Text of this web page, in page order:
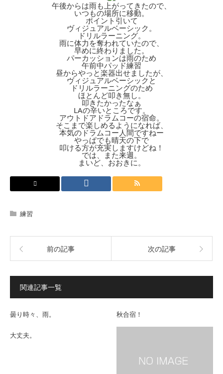
午後からは雨も上がってきたので、
いつもの場所に移動。
ポイント引いて
ヴィジュアルベーシック。
ドリルラーニング。
雨に体力を奪われていたので、
早めに終わりました。
パーカッションは雨のため
午前中パッド練習
昼からやっと楽器出せましたが、
ヴィジュアルベーシックと
ドリルラーニングのため
ほとんど叩き無し。
叩きたかったなぁ
LAの辛いところです。
アウトドアドラムコーの宿命。
そこまで楽しめるようになれば、
本気のドラムコー人間ですねー
やっぱでも晴天の下で
叩ける方が充実しますけどね！
では、また来週。
まいど、おおきに。
練習
前の記事 次の記事
関連記事一覧
曇り時々、雨。 秋合宿！
大丈夫。